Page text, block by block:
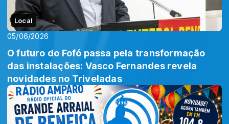
Local
05/06/2026
O futuro do Fofó passa pela transformação
das instalações: Vasco Fernandes revela
novidades no Triveladas